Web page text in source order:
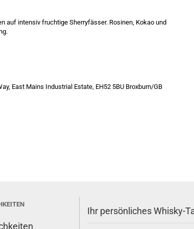
auf intensiv fruchtige Sherryfässer. Rosinen, Kokao und
East Mains Industrial Estate, EH52 5BU Broxburn/GB
Ihr persönliches Whisky-